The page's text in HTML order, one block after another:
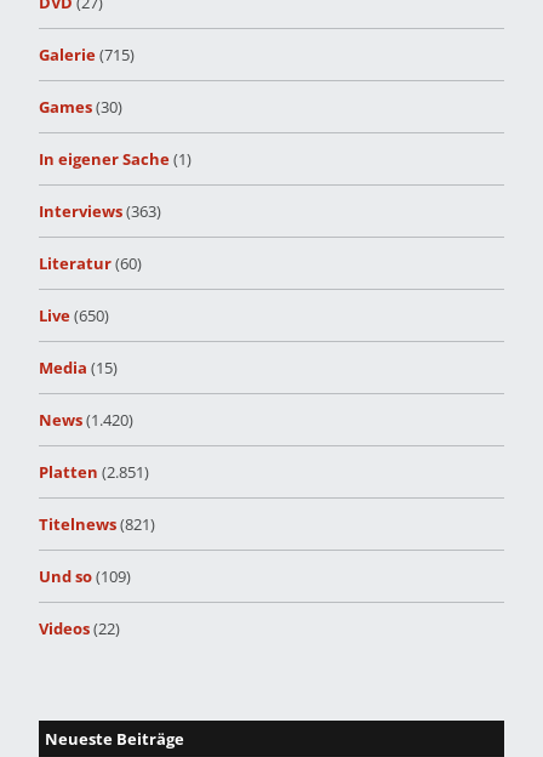
Galerie(715)
Games(30)
In eigener Sache(1)
Interviews(363)
Literatur(60)
Live(650)
Media (15)
News(1.420)
Platten (2.851)
Titelnews(821)
Und so(109)
Videos(22)
Neueste Beiträge